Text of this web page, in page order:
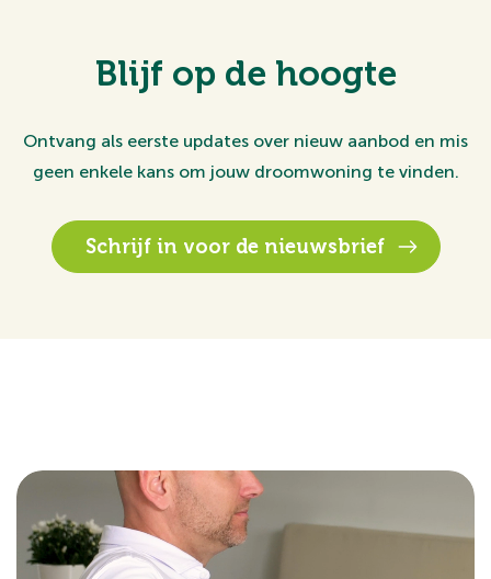
Blijf op de hoogte
Ontvang als eerste updates over nieuw aanbod en mis
geen enkele kans om jouw droomwoning te vinden.
Schrijf in voor de nieuwsbrief